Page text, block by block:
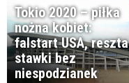
Tokio 2020 – piłka
nożna kobiet:
falstart USA, reszta
stawki bez
niespodzianek